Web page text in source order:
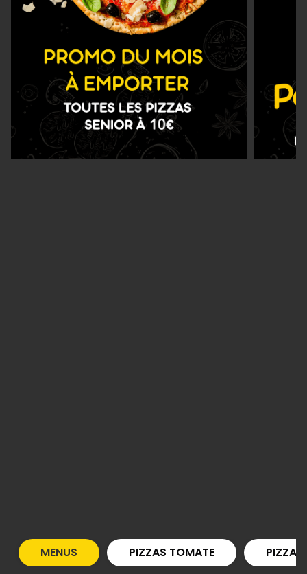
Nous Trouver
MENUS PIZZAS TOMATE PIZZAS